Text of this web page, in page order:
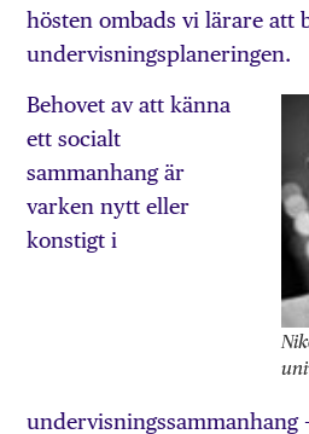
hösten ombads vi lärare att
undervisningsplaneringen.
Behovet av att känna
ett socialt
sammanhang är
varken nytt eller
konstigt i
undervisningssammanhang